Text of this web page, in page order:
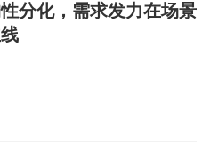
分化，需求发力在场景